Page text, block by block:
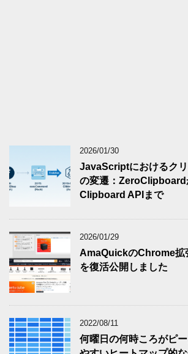
2026/01/30
JavaScriptにおけるク
の変遷：ZeroClipboard
Clipboard APIまで
2026/01/29
AmaQuickのChrome拡
を復活公開しました
2022/08/11
何曜日の何時ころがピ